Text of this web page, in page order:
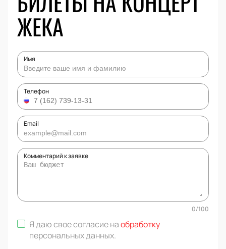
ЖЕКА
Имя
Телефон
Email
Комментарий к заявке
0/100
Я даю свое согласие наобработку
персональных данных.